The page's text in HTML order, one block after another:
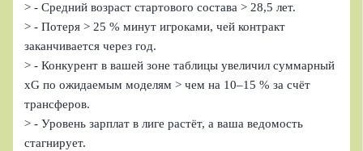
> - Средний возраст стартового состава > 28,5 лет.
> - Потеря > 25 % минут игроками, чей контракт
заканчивается через год.
> - Конкурент в вашей зоне таблицы увеличил суммарный
xG по ожидаемым моделям > чем на 10–15 % за счёт
трансферов.
> - Уровень зарплат в лиге растёт, а ваша ведомость
стагнирует.